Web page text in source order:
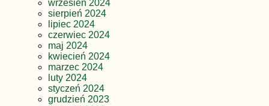
wrzesień 2024
sierpień 2024
lipiec 2024
czerwiec 2024
maj 2024
kwiecień 2024
marzec 2024
luty 2024
styczeń 2024
grudzień 2023